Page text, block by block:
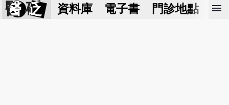
醫 砭 資料庫 電子書 門診地點 預
menu